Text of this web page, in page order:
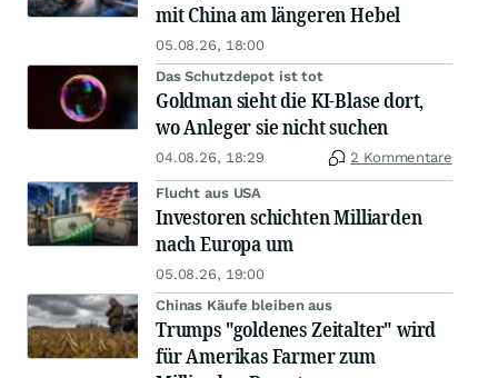
mit China am längeren Hebel
05.08.26, 18:00
Das Schutzdepot ist tot
Goldman sieht die KI-Blase dort,
wo Anleger sie nicht suchen
04.08.26, 18:29 2 Kommentare
Flucht aus USA
Investoren schichten Milliarden
nach Europa um
05.08.26, 19:00
Chinas Käufe bleiben aus
Trumps "goldenes Zeitalter" wird
für Amerikas Farmer zum